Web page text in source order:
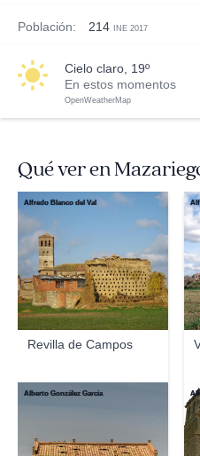
Población: 214 INE 2017
cielo claro, 19º
En estos momentos
OpenWeatherMap
Qué ver en
Revilla de Campos
Alfredo Blanco del Val
Alberto González García